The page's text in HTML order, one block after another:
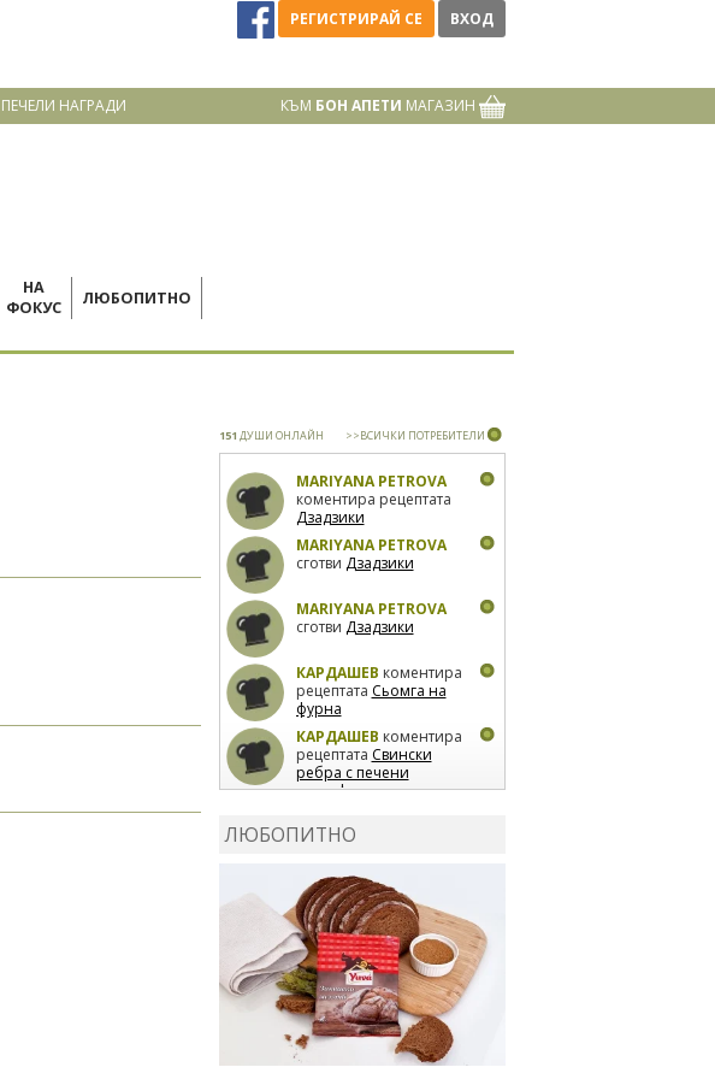
РЕГИСТРИРАЙ СЕ ВХОД
ПЕЧЕЛИ НАГРАДИ КЪМ БОН АПЕТИ МАГАЗИН
НА
ФОКУС
ЛЮБОПИТНО
151 ДУШИ ОНЛАЙН >>ВСИЧКИ ПОТРЕБИТЕЛИ
MARIYANA PETROVA
коментира рецептата
Дзадзики
MARIYANA PETROVA
сготви Дзадзики
MARIYANA PETROVA
сготви Дзадзики
КАРДАШЕВ коментира
рецептата Сьомга на
фурна
КАРДАШЕВ коментира
рецептата Свински
ребра с печени
картофи
лимон
коментира рецептата
Киноа със зеленчуци
ЛЮБОПИТНО